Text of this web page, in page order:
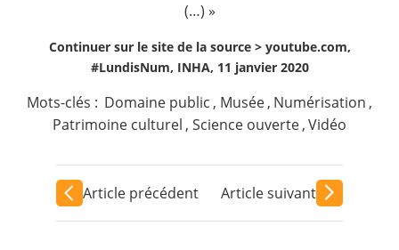
(…) »
Continuer sur le site de la source > youtube.com,
#LundisNum, INHA, 11 janvier 2020
Mots-clés : Domaine public , Musée , Numérisation ,
Patrimoine culturel , Science ouverte ,Vidéo
Article précédent Article suivant